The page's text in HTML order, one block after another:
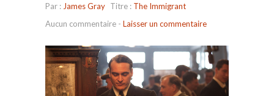
Par : James Gray Titre : The Immigrant
Aucun commentaire - Laisser un commentaire